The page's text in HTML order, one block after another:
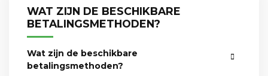
WAT ZIJN DE BESCHIKBARE
BETALINGSMETHODEN?
Wat zijn de beschikbare
betalingsmethoden?